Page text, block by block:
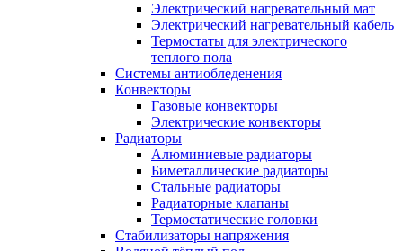
Электрический нагревательный мат
Электрический нагревательный кабель
Термостаты для электрического
теплого пола
Системы антиобледенения
Конвекторы
Газовые конвекторы
Электрические конвекторы
Радиаторы
Алюминиевые радиаторы
Биметаллические радиаторы
Стальные радиаторы
Радиаторные клапаны
Термостатические головки
Стабилизаторы напряжения